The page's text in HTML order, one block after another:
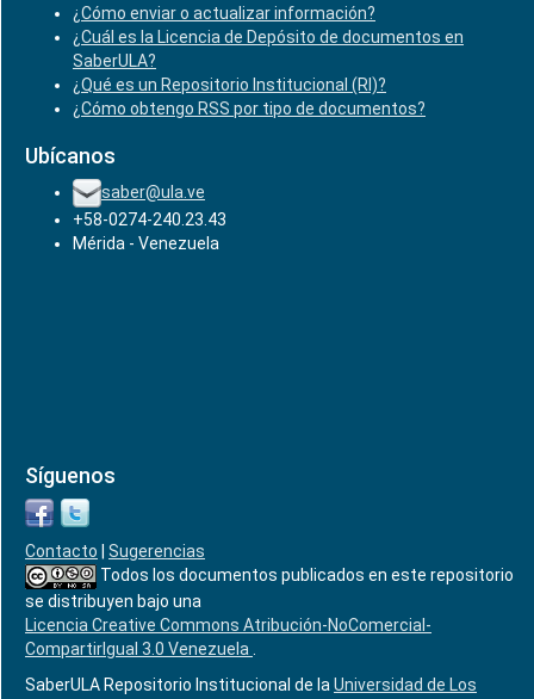
¿Cómo enviar o actualizar información?
¿Cuál es la Licencia de Depósito de documentos en
SaberULA?
¿Qué es un Repositorio Institucional (RI)?
¿Cómo obtengo RSS por tipo de documentos?
Ubícanos
saber@ula.ve
+58-0274-240.23.43
Mérida - Venezuela
Síguenos
Contacto
Sugerencias
Todos los documentos publicados en este repositorio
se distribuyen bajo una
Licencia Creative Commons Atribución-NoComercial-
CompartirIgual 3.0 Venezuela
SaberULA Repositorio Institucional de la Universidad de Los